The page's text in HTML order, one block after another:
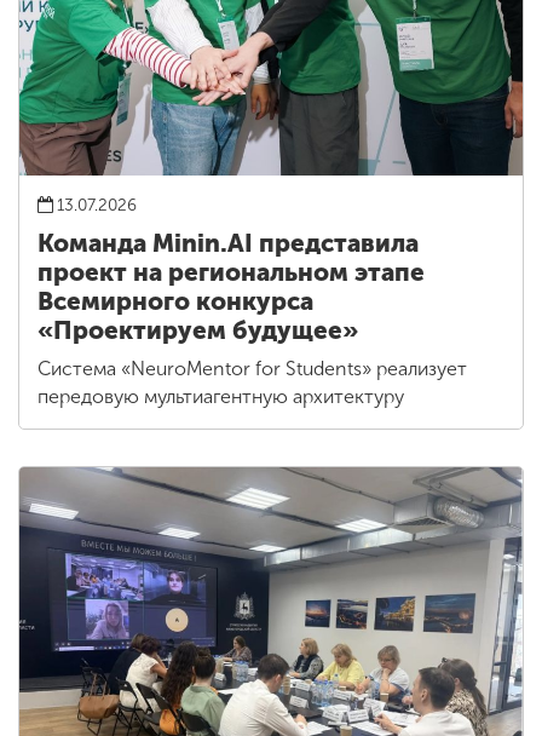
13.07.2026
Команда Minin.AI представила
проект на региональном этапе
Всемирного конкурса
«Проектируем будущее»
Система «NeuroMentor for Students» реализует
передовую мультиагентную архитектуру